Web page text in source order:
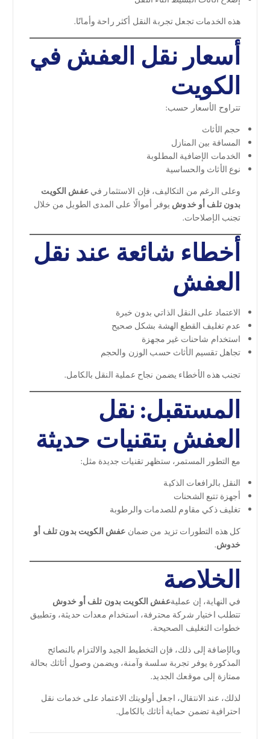
هذه الخدمات تجعل تجربة النقل أكثر راحة وأمانًا.
أسعار نقل العفش في
الكويت
تتراوح الأسعار حسب:
حجم الأثاث
المسافة بين المنازل
الخدمات الإضافية المطلوبة
نوع الأثاث والحساسية
وعلى الرغم من التكاليف، فإن الاستثمار فيعفش الكويت
بدون تلف أو خدوشيوفر أموالًا على المدى الطويل من خلال
تجنب الإصلاحات.
أخطاء شائعة عند نقل
العفش
الاعتماد على النقل الذاتي بدون خبرة
عدم تغليف القطع الهشة بشكل صحيح
استخدام شاحنات غير مجهزة
تجاهل تقسيم الأثاث حسب الوزن والحجم
تجنب هذه الأخطاء يضمن نجاح عملية النقل بالكامل.
المستقبل: نقل
العفش بتقنيات حديثة
مع التطور المستمر، ستظهر تقنيات جديدة مثل:
النقل بالرافعات الذكية
أجهزة تتبع الشحنات
تغليف ذكي مقاوم للصدمات والرطوبة
كل هذه التطورات تزيد من ضمان عفش الكويت بدون تلف أو
خدوش.
الخلاصة
في النهاية، إن عمليةعفش الكويت بدون تلف أو خدوش
تتطلب اختيار شركة محترفة، استخدام معدات حديثة، وتطبيق
خطوات التغليف الصحيحة.
وبالإضافة إلى ذلك، فإن التخطيط الجيد والالتزام بالنصائح
المذكورة يوفر تجربة سلسة وآمنة، ويضمن وصول أثاثك بحالة
ممتازة إلى موقعك الجديد.
لذلك، عند الانتقال، اجعل أولويتك الاعتماد على خدمات نقل
احترافية تضمن حماية أثاثك بالكامل.